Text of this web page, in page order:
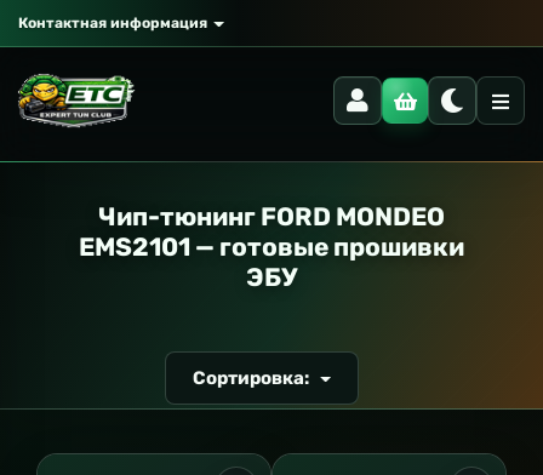
Контактная информация
Чип-тюнинг FORD MONDEO
EMS2101 — готовые прошивки
ЭБУ
Сортировка: